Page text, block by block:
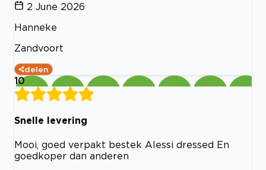
2 June 2026
Hanneke
Zandvoort
delen
10
Snelle levering
Mooi, goed verpakt bestek Alessi dressed En
goedkoper dan anderen